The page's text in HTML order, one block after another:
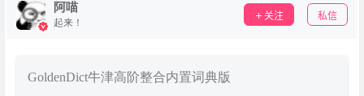
阿喵
起来！
关注 私信
GoldenDict牛津高阶整合内置词典版